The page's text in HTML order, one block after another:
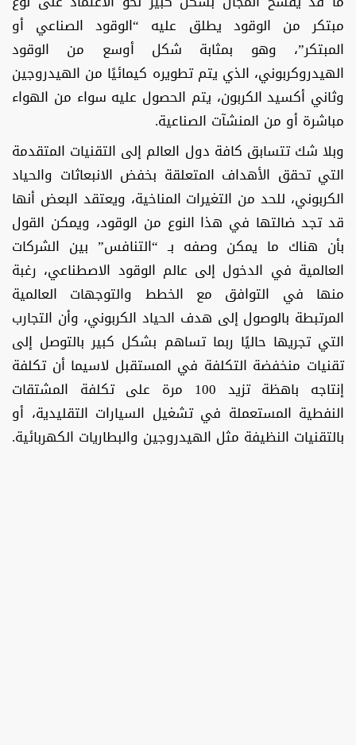
مبتكر من الوقود يطلق عليه “الوقود الصناعي أو
المبتكر”، وهو بمثابة شكل أوسع من الوقود
الهيدروكربوني، الذي يتم تطويره كيمائيًا من الهيدروجين
وثاني أكسيد الكربون، يتم الحصول عليه سواء من الهواء
مباشرة أو من المنشآت الصناعية.
وبلا شك تتسابق كافة دول العالم إلى التقنيات المتقدمة
التي تحقق الأهداف المتعلقة بخفض الانبعاثات والحياد
الكربوني، للحد من التغيرات المناخية، ويعتقد البعض أنها
قد تجد ضالتها في هذا النوع من الوقود، ويمكن القول
بأن هناك ما يمكن وصفه بـ “التنافس” بين الشركات
العالمية في الدخول إلى عالم الوقود الاصطناعي، رغبة
منها في التوافق مع الخطط والتوجهات العالمية
المرتبطة بالوصول إلى هدف الحياد الكربوني، وأن التجارب
التي تجريها حاليًا ربما تساهم بشكل كبير بالتوصل إلى
تقنيات منخفضة التكلفة في المستقبل لاسيما أن تكلفة
إنتاجه باهظة تزيد 100 مرة على تكلفة المشتقات
النفطية المستعملة في تشغيل السيارات التقليدية، أو
بالتقنيات النظيفة مثل الهيدروجين والبطاريات الكهربائية.